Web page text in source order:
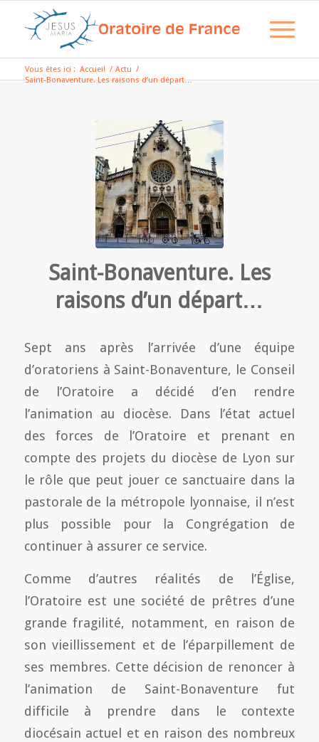
Vous êtes ici : Accueil / Actu /
Saint-Bonaventure. Les raisons d’un départ…
Saint-Bonaventure. Les
raisons d’un départ…
Sept ans après l’arrivée d’une équipe
d’oratoriens à Saint-Bonaventure, le Conseil
de l’Oratoire a décidé d’en rendre
l’animation au diocèse. Dans l’état actuel
des forces de l’Oratoire et prenant en
compte des projets du diocèse de Lyon sur
le rôle que peut jouer ce sanctuaire dans la
pastorale de la métropole lyonnaise, il n’est
plus possible pour la Congrégation de
continuer à assurer ce service.
Comme d’autres réalités de l’Église,
l’Oratoire est une société de prêtres d’une
grande fragilité, notamment, en raison de
son vieillissement et de l’éparpillement de
ses membres. Cette décision de renoncer à
l’animation de Saint-Bonaventure fut
difficile à prendre dans le contexte
diocésain actuel et en raison des nombreux